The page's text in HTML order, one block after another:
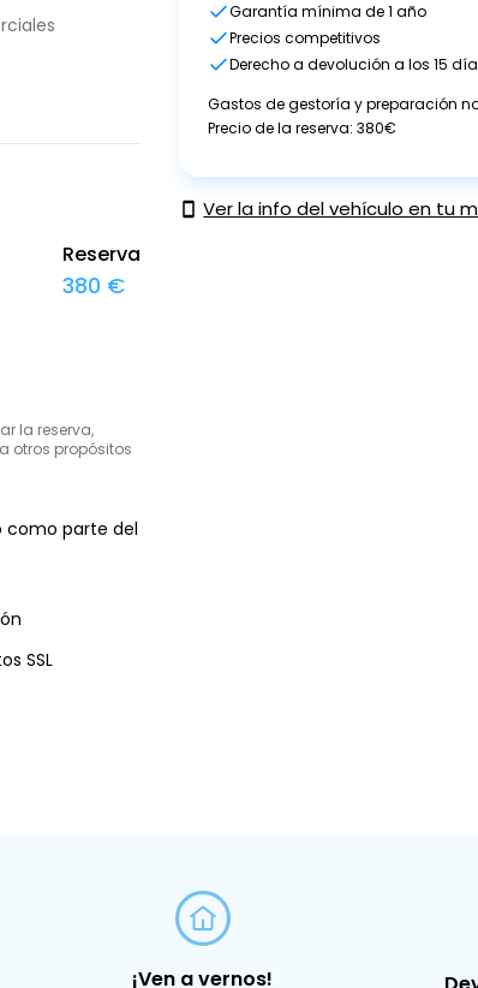
Reserva
380 €
la reserva,
otros propósitos
como parte del
SSL
Garantía mínima de 1 año
Precios competitivos
Derecho a devolución a los 15
Gastos de gestoría y preparación
Precio de la reserva: 380€
Ver la info del vehículo en tu
¡Ven a vernos!